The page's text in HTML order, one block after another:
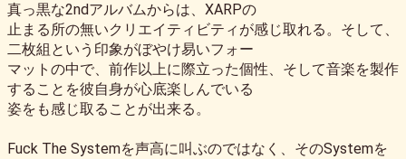
真っ黒な2ndアルバムからは、XARPの
止まる所の無いクリエイティビティが感じ取れる。そして、
二枚組という印象がぼやけ易いフォー
マットの中で、前作以上に際立った個性、そして音楽を製作
することを彼自身が心底楽しんでいる
姿をも感じ取ることが出来る。
Fuck The Systemを声高に叫ぶのではなく、そのSystemを